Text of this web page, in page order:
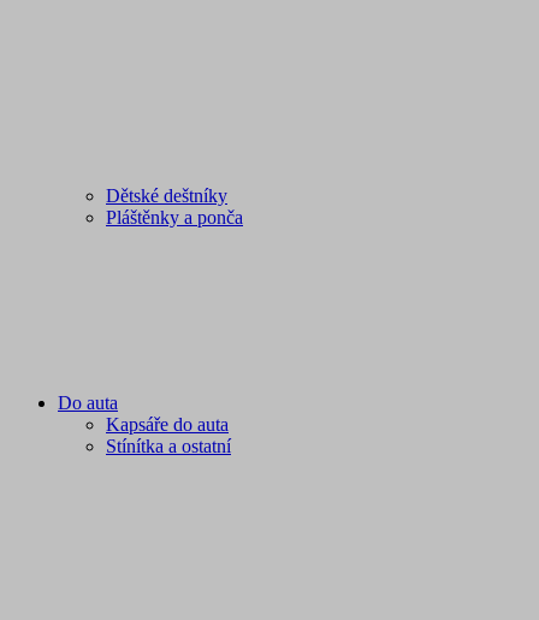
Dětské deštníky
Pláštěnky a ponča
Do auta
Kapsáře do auta
Stínítka a ostatní